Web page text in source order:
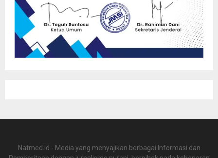
Natmed.id - Media yang menyajikan berbagai Informasi dan